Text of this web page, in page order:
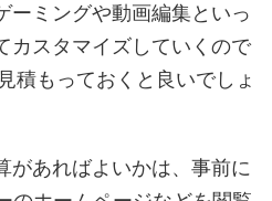
ーミングや動画編集といっ
カスタマイズしていくので
積もっておくと良いでしょ
があればよいかは、事前に